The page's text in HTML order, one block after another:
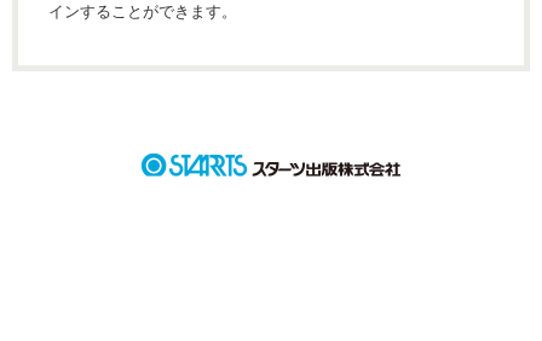
インすることができます。